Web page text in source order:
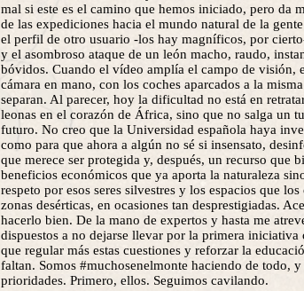
mal si este es el camino que hemos iniciado, pero da
de las expediciones hacia el mundo natural de la
el perfil de otro usuario -los hay magníficos, por
y el asombroso ataque de un león macho, raudo,
bóvidos. Cuando el vídeo amplía el campo de visión,
cámara en mano, con los coches aparcados a la
separan. Al parecer, hoy la dificultad no está en
leonas en el corazón de África, sino que no salga un
futuro. No creo que la Universidad española haya
como para que ahora a algún no sé si insensato,
que merece ser protegida y, después, un recurso que
beneficios económicos que ya aporta la naturaleza
respeto por esos seres silvestres y los espacios que
zonas desérticas, en ocasiones tan desprestigiadas.
hacerlo bien. De la mano de expertos y hasta me
dispuestos a no dejarse llevar por la primera
que regular más estas cuestiones y reforzar la
faltan. Somos #muchosenelmonte haciendo de todo,
prioridades. Primero, ellos. Seguimos cavilando.